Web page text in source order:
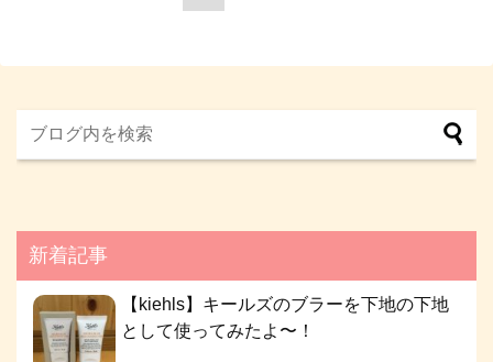
新着記事
【kiehls】キールズのブラーを下地の下地
として使ってみたよ〜！